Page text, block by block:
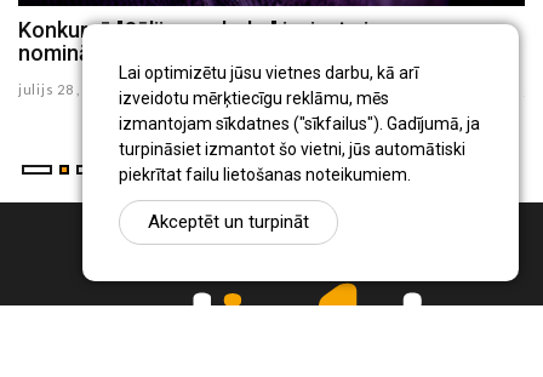
Lai optimizētu jūsu vietnes darbu, kā arī
izveidotu mērķtiecīgu reklāmu, mēs
izmantojam sīkdatnes ("sīkfailus"). Gadījumā, ja
turpināsiet izmantot šo vietni, jūs automātiski
piekrītat failu lietošanas noteikumiem.
Akceptēt un turpināt
Konkursā "Sēlijas sudrabs" ieviesta jauna
nominācija jauniešiem "Jaunsudrabiņš"
julijs 28 , 2026